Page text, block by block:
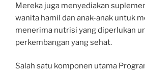
Mereka juga menyediakan
wanita hamil dan anak-anak untuk
menerima nutrisi yang diperlukan
perkembangan yang sehat.
Salah satu komponen utama